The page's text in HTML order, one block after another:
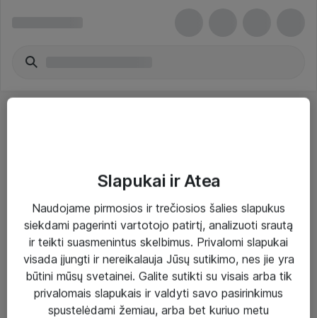
Paslaugos
Sprendimai
Įgyvendinti projektai
Atea ekspertų patarimai verslui
Slapukai ir Atea
Naudojame pirmosios ir trečiosios šalies slapukus
siekdami pagerinti vartotojo patirtį, analizuoti srautą
ir teikti suasmenintus skelbimus. Privalomi slapukai
visada įjungti ir nereikalauja Jūsų sutikimo, nes jie yra
būtini mūsų svetainei. Galite sutikti su visais arba tik
privalomais slapukais ir valdyti savo pasirinkimus
spustelėdami žemiau, arba bet kuriuo metu